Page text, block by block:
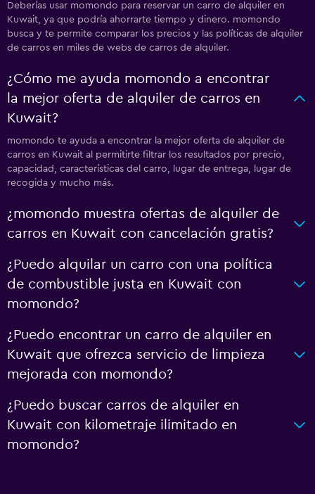
Deberías usar momondo para reservar un carro de alquiler en
Kuwait, ya que podría ahorrarte tiempo y dinero. momondo
busca y te permite comparar los precios y las políticas de alquiler
de carros en miles de webs de carros de alquiler.
¿Cómo me ayuda momondo a encontrar
la mejor oferta de alquiler de carros en
Kuwait?
momondo te ayuda a encontrar la mejor oferta de alquiler de
carros en Kuwait al permitirte filtrar los resultados por precio,
capacidad, características del carro, lugar de entrega, lugar de
recogida y mucho más.
¿momondo muestra ofertas de alquiler de
carros en Kuwait con cancelación gratis?
¿Puedo alquilar un carro con una política
de combustible justa en Kuwait con
momondo?
¿Puedo encontrar un carro de alquiler en
Kuwait que ofrezca servicio de limpieza
mejorada con momondo?
¿Puedo buscar carros de alquiler en
Kuwait con kilometraje ilimitado en
momondo?